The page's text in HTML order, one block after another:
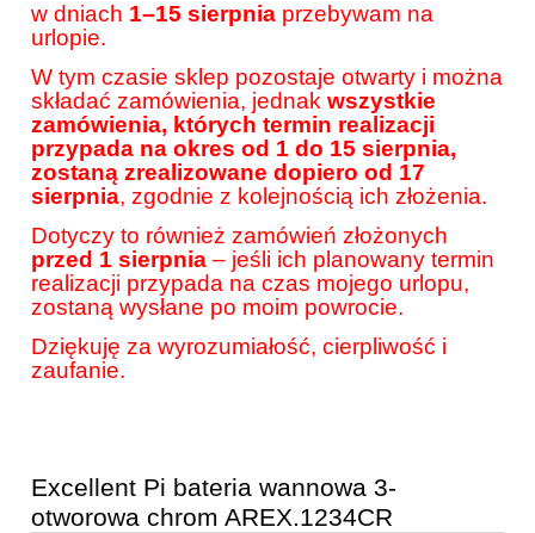
w dniach 1–15 sierpnia przebywam na
urlopie.
W tym czasie sklep pozostaje otwarty i można
składać zamówienia, jednak wszystkie
zamówienia, których termin realizacji
przypada na okres od 1 do 15 sierpnia,
zostaną zrealizowane dopiero od 17
sierpnia, zgodnie z kolejnością ich złożenia.
Dotyczy to również zamówień złożonych
przed 1 sierpnia – jeśli ich planowany termin
realizacji przypada na czas mojego urlopu,
zostaną wysłane po moim powrocie.
Dziękuję za wyrozumiałość, cierpliwość i
zaufanie.
Excellent Pi bateria wannowa 3-
otworowa chrom AREX.1234CR